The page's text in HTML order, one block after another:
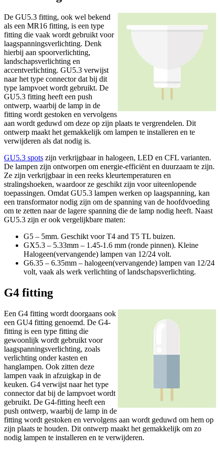
De GU5.3 fitting, ook wel bekend
als een MR16 fitting, is een type
fitting die vaak wordt gebruikt voor
laagspanningsverlichting. Denk
hierbij aan spoorverlichting,
landschapsverlichting en
accentverlichting. GU5.3 verwijst
naar het type connector dat bij dit
type lampvoet wordt gebruikt. De
GU5.3 fitting heeft een push
ontwerp, waarbij de lamp in de
fitting wordt gestoken en vervolgens
aan wordt geduwd om deze op zijn plaats te vergrendelen. Dit
ontwerp maakt het gemakkelijk om lampen te installeren en te
verwijderen als dat nodig is.
GU5.3 spots zijn verkrijgbaar in halogeen, LED en CFL varianten.
De lampen zijn ontworpen om energie-efficiënt en duurzaam te zijn.
Ze zijn verkrijgbaar in een reeks kleurtemperaturen en
stralingshoeken, waardoor ze geschikt zijn voor uiteenlopende
toepassingen. Omdat GU5.3 lampen werken op laagspanning, kan
een transformator nodig zijn om de spanning van de hoofdvoeding
om te zetten naar de lagere spanning die de lamp nodig heeft. Naast
GU5.3 zijn er ook vergelijkbare maten:
G5 – 5mm. Geschikt voor T4 and T5 TL buizen.
GX5.3 – 5.33mm – 1.45-1.6 mm (ronde pinnen). Kleine
Halogeen(vervangende) lampen van 12/24 volt.
G6.35 – 6.35mm – halogeen(vervangende) lampen van 12/24
volt, vaak als werk verlichting of landschapsverlichting.
G4 fitting
Een G4 fitting wordt doorgaans ook
een GU4 fitting genoemd. De G4-
fitting is een type fitting die
gewoonlijk wordt gebruikt voor
laagspanningsverlichting, zoals
verlichting onder kasten en
hanglampen. Ook zitten deze
lampen vaak in afzuigkap in de
keuken. G4 verwijst naar het type
connector dat bij de lampvoet wordt
gebruikt. De G4-fitting heeft een
push ontwerp, waarbij de lamp in de
fitting wordt gestoken en vervolgens aan wordt geduwd om hem op
zijn plaats te houden. Dit ontwerp maakt het gemakkelijk om zo
nodig lampen te installeren en te verwijderen.